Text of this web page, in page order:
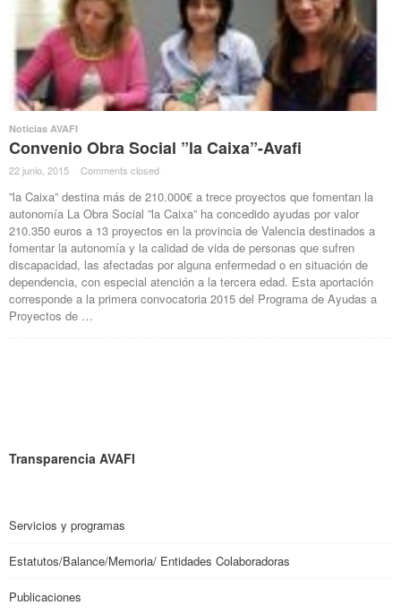
Noticias AVAFI
Convenio Obra Social ”la Caixa”-Avafi
22 junio, 2015 · Comments closed ·
”la Caixa” destina más de 210.000€ a trece proyectos que fomentan la
autonomía La Obra Social ”la Caixa” ha concedido ayudas por valor
210.350 euros a 13 proyectos en la provincia de Valencia destinados a
fomentar la autonomía y la calidad de vida de personas que sufren
discapacidad, las afectadas por alguna enfermedad o en situación de
dependencia, con especial atención a la tercera edad. Esta aportación
corresponde a la primera convocatoria 2015 del Programa de Ayudas a
Proyectos de …
Transparencia AVAFI
Servicios y programas
Estatutos/Balance/Memoria/ Entidades Colaboradoras
Publicaciones